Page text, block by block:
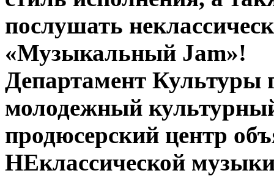
послушать
«Музыкальный Jam»!
Департамент Культуры
молодежный
продюсерский центр
НЕклассической